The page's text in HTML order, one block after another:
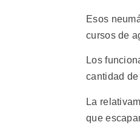
Esos
cursos de
Los
cantidad
La
que